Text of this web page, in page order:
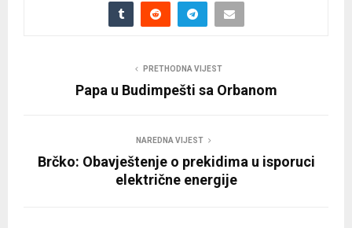
PRETHODNA VIJEST
Papa u Budimpešti sa Orbanom
NAREDNA VIJEST
Brčko: Obavještenje o prekidima u isporuci
električne energije